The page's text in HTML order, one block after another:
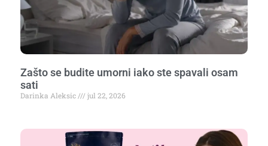
Zašto se budite umorni iako ste spavali osam
sati
Darinka Aleksic jul 22, 2026